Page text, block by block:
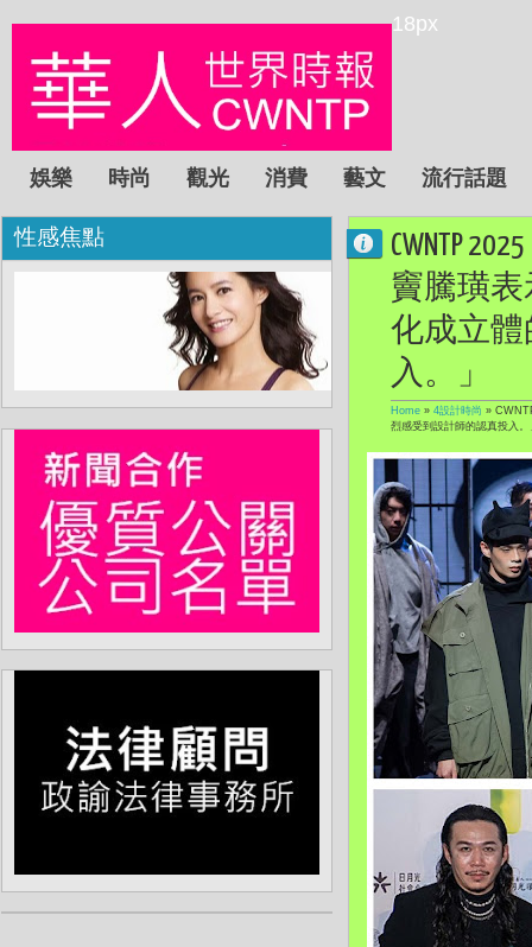
18px
娛樂 時尚 觀光 消費 藝文 流行話題
CWNTP
竇騰璜
化成立體
入。」
Home » 4設計時尚 »
烈感受到設計師的認真投入。
性感焦點